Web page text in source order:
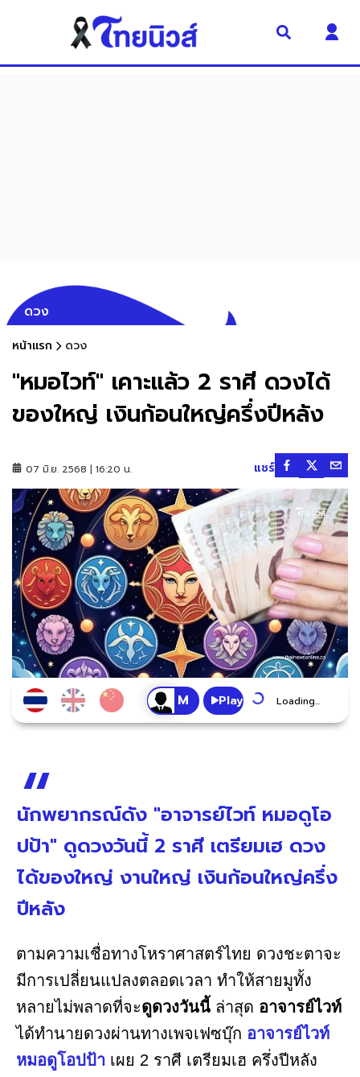
ดวง
หน้าแรก ดวง
"หมอไวท์" เคาะแล้ว 2 ราศี ดวงได้
ของใหญ่ เงินก้อนใหญ่ครึ่งปีหลัง
07 มิ.ย. 2568 | 16:20 น. แชร์
Play Loading...
นักพยากรณ์ดัง "อาจารย์ไวท์ หมอดูโอ
ปป้า" ดูดวงวันนี้ 2 ราศี เตรียมเฮ ดวง
ได้ของใหญ่ งานใหญ่ เงินก้อนใหญ่ครึ่ง
ปีหลัง
ตามความเชื่อทางโหราศาสตร์ไทย ดวงชะตาจะ
มีการเปลี่ยนแปลงตลอดเวลา ทำให้สายมูทั้ง
หลายไม่พลาดที่จะดูดวงวันนี้ ล่าสุด อาจารย์ไวท์
ได้ทำนายดวงผ่านทางเพจเฟซบุ๊ก อาจารย์ไวท์
หมอดูโอปป้า เผย 2 ราศี เตรียมเฮ ครึ่งปีหลัง